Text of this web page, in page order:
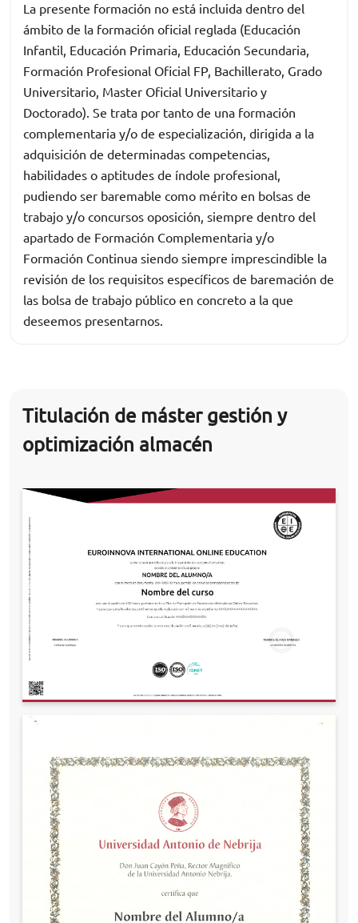
La presente formación no está incluida dentro del
ámbito de la formación oficial reglada (Educación
Infantil, Educación Primaria, Educación Secundaria,
Formación Profesional Oficial FP, Bachillerato, Grado
Universitario, Master Oficial Universitario y
Doctorado). Se trata por tanto de una formación
complementaria y/o de especialización, dirigida a la
adquisición de determinadas competencias,
habilidades o aptitudes de índole profesional,
pudiendo ser baremable como mérito en bolsas de
trabajo y/o concursos oposición, siempre dentro del
apartado de Formación Complementaria y/o
Formación Continua siendo siempre imprescindible la
revisión de los requisitos específicos de baremación de
las bolsa de trabajo público en concreto a la que
deseemos presentarnos.
Titulación de máster gestión y
optimización almacén